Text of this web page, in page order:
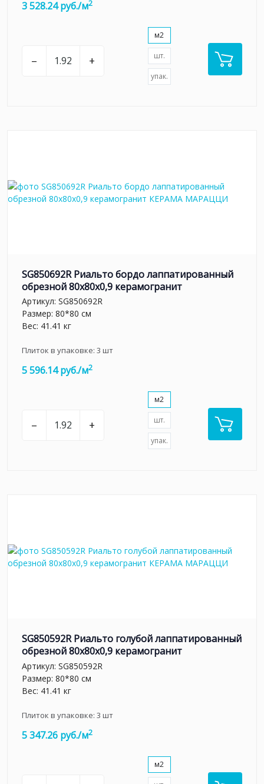
3 528.24 руб./м2
– +
м2
шт.
упак.
SG850692R Риальто бордо лаппатированный
обрезной 80x80x0,9 керамогранит
Артикул: SG850692R
Размер: 80*80 см
Вес: 41.41 кг
Плиток в упаковке: 3 шт
5 596.14 руб./м2
– +
м2
шт.
упак.
SG850592R Риальто голубой лаппатированный
обрезной 80x80x0,9 керамогранит
Артикул: SG850592R
Размер: 80*80 см
Вес: 41.41 кг
Плиток в упаковке: 3 шт
5 347.26 руб./м2
м2